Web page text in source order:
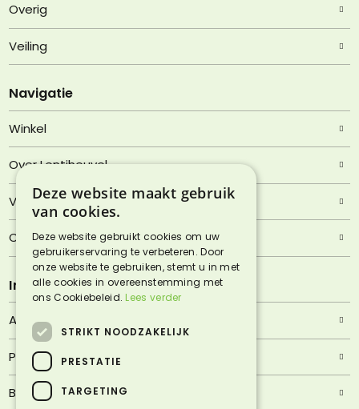
Overig
Veiling
Navigatie
Winkel
Over Lentjheuvel
Veelgestelde vragen
Contact
Informatie
Algemene voorwaarden
Privacyverklaring
Bezorgen & afhalen
Deze website maakt gebruik
van cookies.
Deze website gebruikt cookies om uw
gebruikerservaring te verbeteren. Door
onze website te gebruiken, stemt u in met
alle cookies in overeenstemming met
ons Cookiebeleid. Lees verder
STRIKT NOODZAKELIJK
PRESTATIE
TARGETING